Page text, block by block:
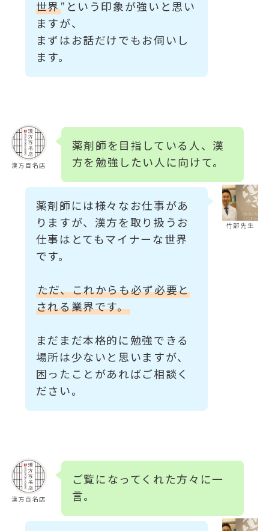
世界”という印象が強いと思い
ますが、
まずはお話だけでもお伺いし
ます。
漢方百名店
薬剤師を目指している人、漢
方を勉強したい人に向けて。
竹部先生
薬剤師には様々なお仕事があ
りますが、漢方を取り扱うお
仕事はとてもマイナーな世界
です。
ただ、これからも必ず必要と
される業界です。
まだまだ本格的に勉強できる
場所は少ないと思いますが、
困ったことがあればご相談く
ださい。
漢方百名店
ご覧になってくれた方々に一
言。